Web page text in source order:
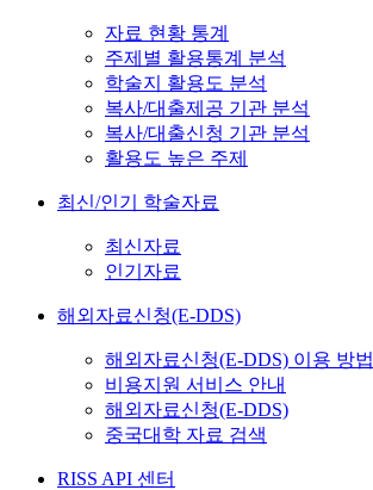
자료 현황 통계
주제별 활용통계 분석
학술지 활용도 분석
복사/대출제공 기관 분석
복사/대출신청 기관 분석
활용도 높은 주제
최신/인기 학술자료
최신자료
인기자료
해외자료신청(E-DDS)
해외자료신청(E-DDS) 이용 방법
비용지원 서비스 안내
해외자료신청(E-DDS)
중국대학 자료 검색
RISS API 센터